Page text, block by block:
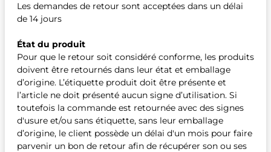
Les demandes de retour sont acceptées dans un délai
de 14 jours
État du produit
Pour que le retour soit considéré conforme, les produits
doivent être retournés dans leur état et emballage
d’origine. L’étiquette produit doit être présente et
l’article ne doit présenté aucun signe d’utilisation. Si
toutefois la commande est retournée avec des signes
d'usure et/ou sans étiquette, sans leur emballage
d’origine, le client possède un délai d'un mois pour faire
parvenir un bon de retour afin de récupérer son ou ses